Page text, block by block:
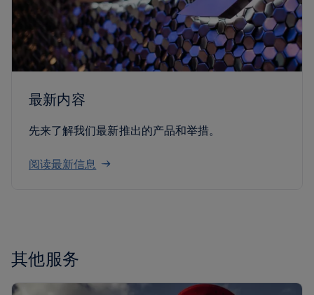
最新内容
先来了解我们最新推出的产品和举措。
阅读最新信息
其他服务